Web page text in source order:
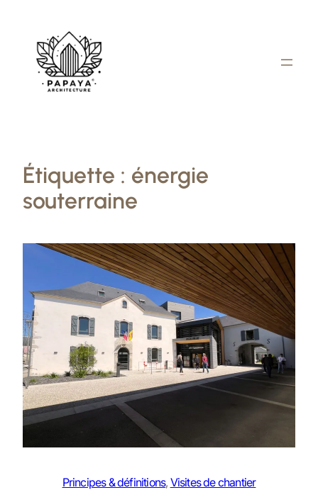
contenu
Étiquette : énergie
souterraine
Principes & définitions, Visites de chantier